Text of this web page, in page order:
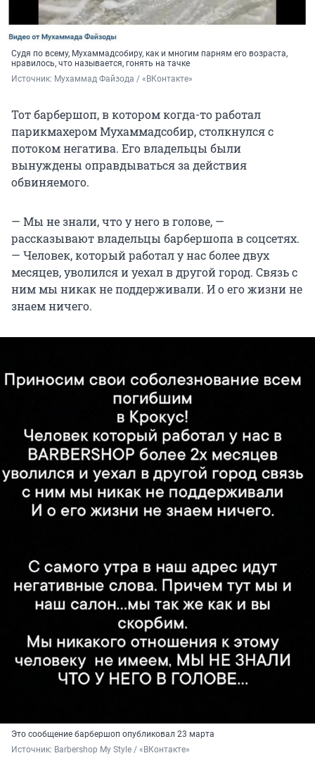
Судя по всему, Мухаммадсобиру, как и многим парням его возраста,
нравилось, что называется, гонять на тачке
Источник: Мухаммад Файзода / «ВКонтакте»
Тот барбершоп, в котором когда-то работал
парикмахером Мухаммадсобир, столкнулся с
потоком негатива. Его владельцы были
вынуждены оправдываться за действия
обвиняемого.
— Мы не знали, что у него в голове, —
рассказывают владельцы барбершопа в соцсетях.
— Человек, который работал у нас более двух
месяцев, уволился и уехал в другой город. Связь с
ним мы никак не поддерживали. И о его жизни не
знаем ничего.
Это сообщение барбершоп опубликовал 23 марта
Источник: Barbershop My Style / «ВКонтакте»